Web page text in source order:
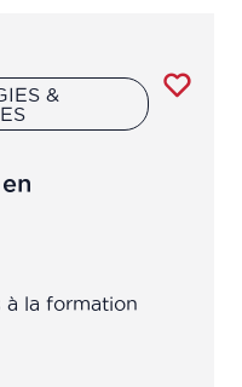
&
à la formation